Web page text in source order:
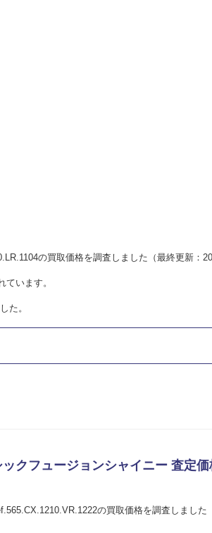
の買取価格を調査しました（最終更新：
います。
た。
クフュージョンシャイニー 査定
の買取価格を調査しました